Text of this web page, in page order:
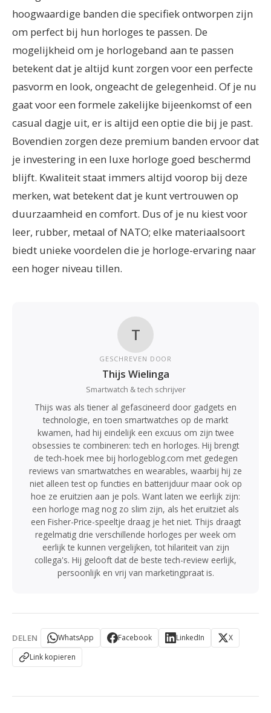
hoogwaardige banden die specifiek ontworpen zijn
om perfect bij hun horloges te passen. De
mogelijkheid om je horlogeband aan te passen
betekent dat je altijd kunt zorgen voor een perfecte
pasvorm en look, ongeacht de gelegenheid. Of je nu
gaat voor een formele zakelijke bijeenkomst of een
casual dagje uit, er is altijd een optie die bij je past.
Bovendien zorgen deze premium banden ervoor dat
je investering in een luxe horloge goed beschermd
blijft. Kwaliteit staat immers altijd voorop bij deze
merken, wat betekent dat je kunt vertrouwen op
duurzaamheid en comfort. Dus of je nu kiest voor
leer, rubber, metaal of NATO; elke materiaalsoort
biedt unieke voordelen die je horloge-ervaring naar
een hoger niveau tillen.
T
GESCHREVEN DOOR
Thijs Wielinga
Smartwatch & tech schrijver
Thijs was als tiener al gefascineerd door gadgets en
technologie, en toen smartwatches op de markt
kwamen, had hij eindelijk een excuus om zijn twee
obsessies te combineren: tech en horloges. Hij brengt
de tech-hoek mee bij horlogeblog.com met gedegen
reviews van smartwatches en wearables, waarbij hij ze
niet alleen test op functies en batterijduur maar ook op
hoe ze eruitzien aan je pols. Want laten we eerlijk zijn:
een horloge mag nog zo slim zijn, als het eruitziet als
een Fisher-Price-speeltje draag je het niet. Thijs draagt
regelmatig drie verschillende horloges per week om
eerlijk te kunnen vergelijken, tot hilariteit van zijn
collega's. Hij gelooft dat de beste tech-review eerlijk,
persoonlijk en vrij van marketingpraat is.
DELEN WhatsApp Facebook LinkedIn
X
Link kopieren